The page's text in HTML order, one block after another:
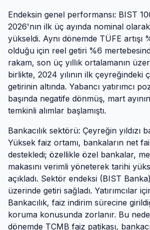
Endeksin genel performansı: BIST
2026'nın ilk üç ayında nominal
yükseldi. Aynı dönemde TÜFE artışı
olduğu için reel getiri %6
rakam, son üç yıllık ortalamanın
birlikte, 2024 yılının ilk çeyreğindeki
getirinin altında. Yabancı yatırımcı
başında negatife dönmüş, mart
temkinli alımlar başlamıştı.
Bankacılık sektörü: Çeyreğin yıldızı
Yüksek faiz ortamı, bankaların net
destekledi; özellikle özel bankalar,
makasını verimli yöneterek tarihi
açıkladı. Sektör endeksi (BIST
üzerinde getiri sağladı. Yatırımcılar
Bankacılık, faiz indirim sürecine
koruma konusunda zorlanır. Bu
dönemde TCMB faiz patikası,